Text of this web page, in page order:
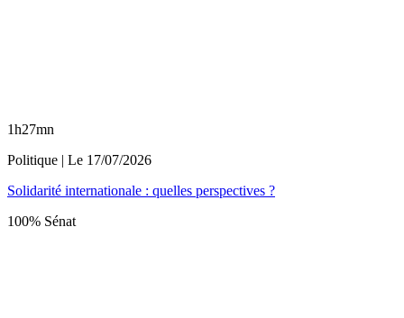
1h27mn
Politique | Le 17/07/2026
Solidarité internationale : quelles perspectives ?
100% Sénat